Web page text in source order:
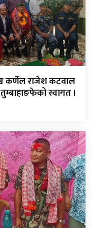
कर्णेल राजेश कटवाल
स्वागत ।